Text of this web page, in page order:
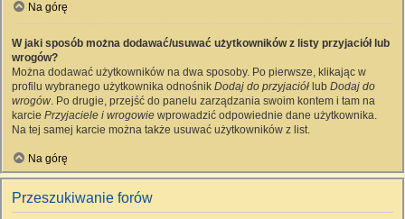
Na górę
W jaki sposób można dodawać/usuwać użytkowników z listy przyjaciół lub
wrogów?
Można dodawać użytkowników na dwa sposoby. Po pierwsze, klikając w
profilu wybranego użytkownika odnośnik Dodaj do przyjaciół lub Dodaj do
wrogów. Po drugie, przejść do panelu zarządzania swoim kontem i tam na
karcie Przyjaciele i wrogowie wprowadzić odpowiednie dane użytkownika.
Na tej samej karcie można także usuwać użytkowników z list.
Na górę
Przeszukiwanie forów